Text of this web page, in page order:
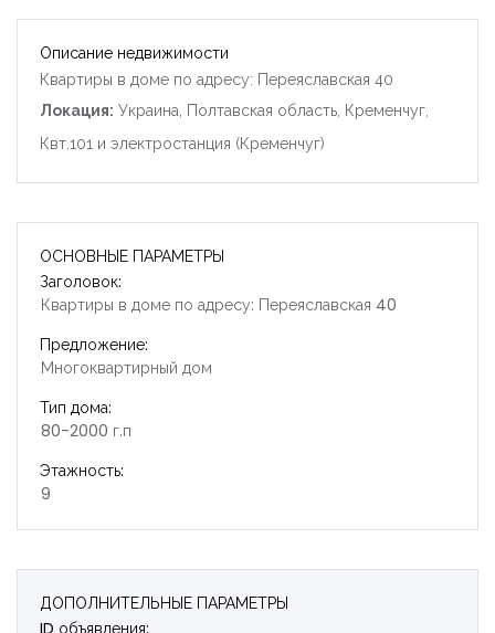
Описание недвижимости
Квартиры в доме по адресу: Переяславская 40
Локация: Украина, Полтавская область, Кременчуг,
Квт.101 и электростанция (Кременчуг)
ОСНОВНЫЕ ПАРАМЕТРЫ
Заголовок:
Квартиры в доме по адресу: Переяславская 40
Предложение:
Многоквартирный дом
Тип дома:
80-2000 г.п
Этажность:
9
ДОПОЛНИТЕЛЬНЫЕ ПАРАМЕТРЫ
ID объявления: